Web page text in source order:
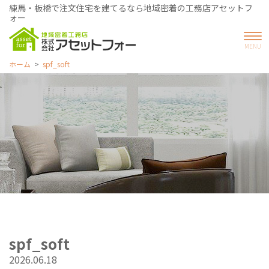
練馬・板橋で注文住宅を建てるなら地域密着の工務店アセットフ
ォー
ホーム spf_soft
spf_soft
2026.06.18